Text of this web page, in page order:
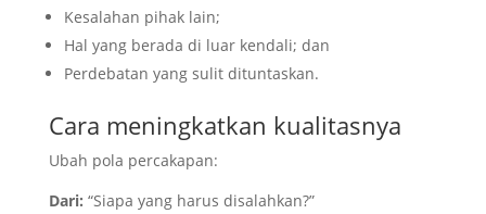
Kesalahan pihak lain;
Hal yang berada di luar kendali; dan
Perdebatan yang sulit dituntaskan.
Cara meningkatkan kualitasnya
Ubah pola percakapan:
Dari: “Siapa yang harus disalahkan?”